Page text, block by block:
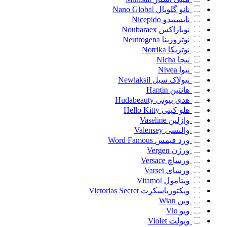
نانو گلوبال Nano Global
نایسپیدو Nicepido
نوباراکس Noubaraex
نوتروژینا Neutrogena
نوتریکا Notrika
نیچا Nicha
نیوا Nivea
نیولاک سیل Newlaksil
هانتین Hantin
هدی بیوتی Hudabeauty
هلو کیتی Hello Kitty
وازلین Vaseline
والنسی Valensey
ورد فیمس Word Famous
ورژن Vergen
ورساچ Versace
ورسای Varsei
ویتامول Vitamol
ویکتوریاسکرت Victorias Secret
وین Wian
ویو Vio
ویولت Violet